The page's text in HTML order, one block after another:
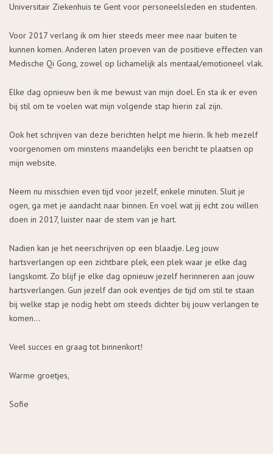
Universitair Ziekenhuis te Gent voor personeelsleden en studenten.
Voor 2017 verlang ik om hier steeds meer mee naar buiten te
kunnen komen. Anderen laten proeven van de positieve effecten van
Medische Qi Gong, zowel op lichamelijk als mentaal/emotioneel vlak.
Elke dag opnieuw ben ik me bewust van mijn doel. En sta ik er even
bij stil om te voelen wat mijn volgende stap hierin zal zijn.
Ook het schrijven van deze berichten helpt me hierin. Ik heb mezelf
voorgenomen om minstens maandelijks een bericht te plaatsen op
mijn website.
Neem nu misschien even tijd voor jezelf, enkele minuten. Sluit je
ogen, ga met je aandacht naar binnen. En voel wat jij echt zou willen
doen in 2017, luister naar de stem van je hart.
Nadien kan je het neerschrijven op een blaadje. Leg jouw
hartsverlangen op een zichtbare plek, een plek waar je elke dag
langskomt. Zo blijf je elke dag opnieuw jezelf herinneren aan jouw
hartsverlangen. Gun jezelf dan ook eventjes de tijd om stil te staan
bij welke stap je nodig hebt om steeds dichter bij jouw verlangen te
komen…
Veel succes en graag tot binnenkort!
Warme groetjes,
Sofie